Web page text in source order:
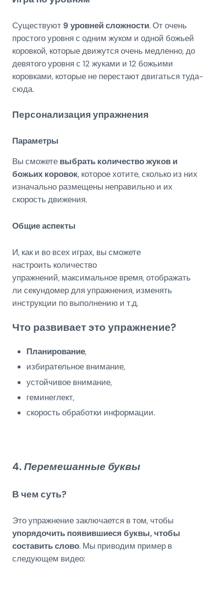
Существуют 9 уровней сложности. От очень
простого уровня с одним жуком и одной божьей
коровкой, которые движутся очень медленно, до
девятого уровня с 12 жуками и 12 божьими
коровками, которые не перестают двигаться туда-
сюда.
Персонализация упражнения
Параметры
Вы сможете выбрать количество жуков и
божьих коровок, которое хотите, сколько из них
изначально размещены неправильно и их
скорость движения.
Общие аспекты
И, как и во всех играх, вы сможете
настроить количество
упражнений, максимальное время, отображать
ли секундомердля упражнения, изменять
инструкции по выполнению и т.д.
Что развивает это упражнение?
Планирование,
избирательное внимание,
устойчивое внимание,
геминеглект,
скорость обработки информации.
4.Перемешанные буквы
В чем суть?
Это упражнение заключается в том, чтобы
упорядочить появившиеся буквы, чтобы
составить слово. Мы приводим пример в
следующем видео: